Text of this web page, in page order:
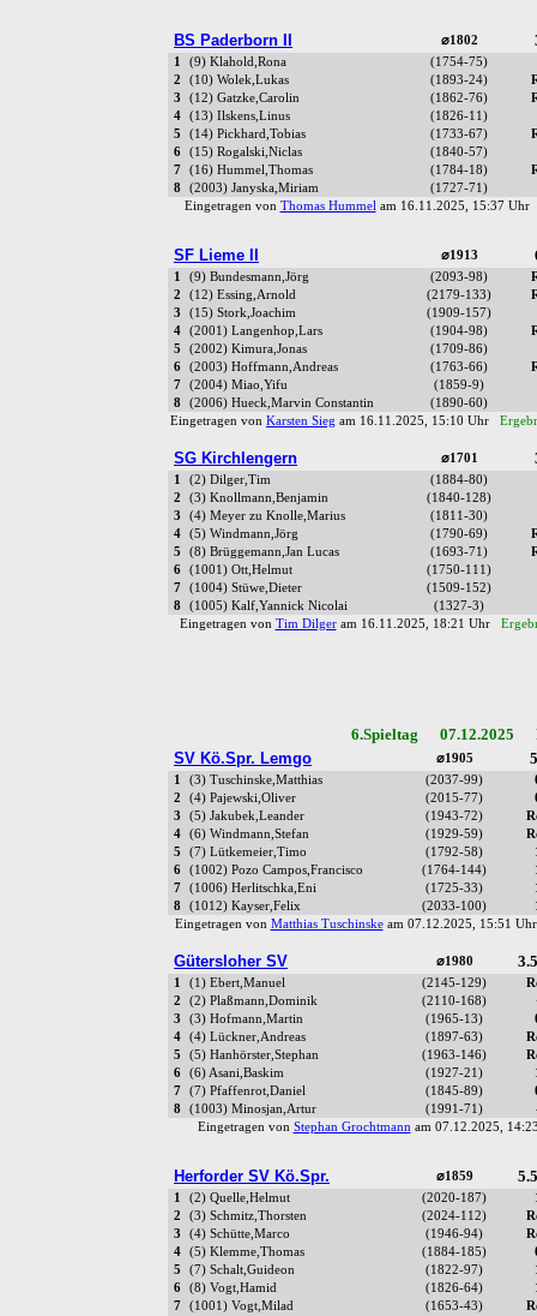
BS Paderborn II ⌀1802
1 (9) Klahold,Rona
(1754-75)
2
(10) Wolek,Lukas (1893-24)
3
(12) Gatzke,Carolin (1862-76)
4
(13) Ilskens,Linus
(1826-11)
5
(14) Pickhard,Tobias (1733-67)
6
(15) Rogalski,Niclas
(1840-57)
7
(16) Hummel,Thomas (1784-18)
8
(2003) Janyska,Miriam
(1727-71)
Eingetragen von Thomas Hummelam 16.11.2025, 15:37
SF Lieme II ⌀1913
1 (9) Bundesmann,Jörg (2093-98)
2
(12) Essing,Arnold (2179-133)
3
(15) Stork,Joachim
(1909-157)
4
(2001) Langenhop,Lars (1904-98)
5
(2002) Kimura,Jonas
(1709-86)
6
(2003) Hoffmann,Andreas (1763-66)
7
(2004) Miao,Yifu
(1859-9)
8
(2006) Hueck,Marvin Constantin
(1890-60)
Eingetragen von Karsten Sieg am 16.11.2025, 15:10 Uhr
SG Kirchlengern ⌀1701
1 (2) Dilger,Tim
(1884-80)
2
(3) Knollmann,Benjamin
(1840-128)
3
(4) Meyer zu Knolle,Marius
(1811-30)
4
(5) Windmann,Jörg (1790-69)
5
(8) Brüggemann,Jan Lucas (1693-71)
6
(1001) Ott,Helmut
(1750-111)
7
(1004) Stüwe,Dieter
(1509-152)
8
(1005) Kalf,Yannick Nicolai
(1327-3)
Eingetragen von Tim Dilgeram 16.11.2025, 18:21 Uhr
6.Spieltag 07.12.2025
SV Kö.Spr. Lemgo
⌀1905
1 (3) Tuschinske,Matthias (2037-99)
2
(4) Pajewski,Oliver (2015-77)
3
(5) Jakubek,Leander (1943-72)
4
(6) Windmann,Stefan (1929-59)
5
(7) Lütkemeier,Timo (1792-58)
6
(1002) Pozo Campos,Francisco (1764-144)
7
(1006) Herlitschka,Eni (1725-33)
8
(1012) Kayser,Felix (2033-100)
Eingetragen von Matthias Tuschinskeam 07.12.2025, 15:51
Gütersloher SV ⌀1980
1 (1) Ebert,Manuel (2145-129)
2
(2) Plaßmann,Dominik (2110-168)
3
(3) Hofmann,Martin (1965-13)
4
(4) Lückner,Andreas (1897-63)
5
(5) Hanhörster,Stephan (1963-146)
6
(6) Asani,Baskim (1927-21)
7
(7) Pfaffenrot,Daniel (1845-89)
8
(1003) Minosjan,Artur (1991-71)
Eingetragen von Stephan Grochtmannam 07.12.2025,
Herforder SV Kö.Spr. ⌀1859
1 (2) Quelle,Helmut (2020-187)
2
(3) Schmitz,Thorsten (2024-112)
3
(4) Schütte,Marco (1946-94)
4
(5) Klemme,Thomas (1884-185)
5
(7) Schalt,Guideon (1822-97)
6
(8) Vogt,Hamid (1826-64)
7
(1001) Vogt,Milad (1653-43)